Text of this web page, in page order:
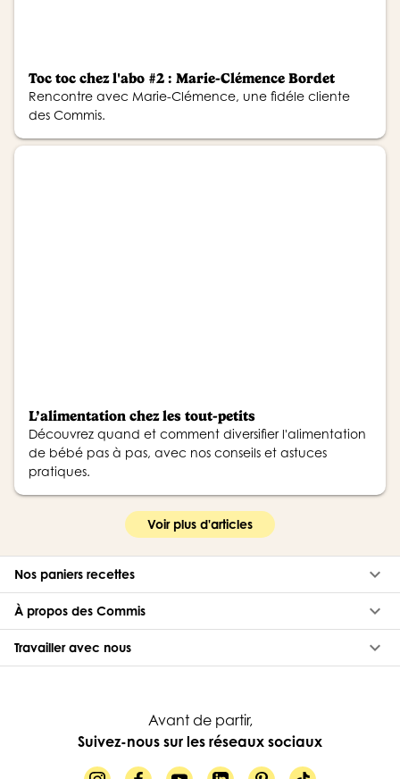
Toc toc chez l'abo #2 : Marie-Clémence Bordet
Rencontre avec Marie-Clémence, une fidéle cliente
des Commis.
L’alimentation chez les tout-petits
Découvrez quand et comment diversifier l'alimentation
de bébé pas à pas, avec nos conseils et astuces
pratiques.
Voir plus d'articles
Nos paniers recettes keyboard_arrow_down
À propos des Commis keyboard_arrow_down
Travailler avec nous keyboard_arrow_down
Avant de partir,
Suivez-nous sur les réseaux sociaux